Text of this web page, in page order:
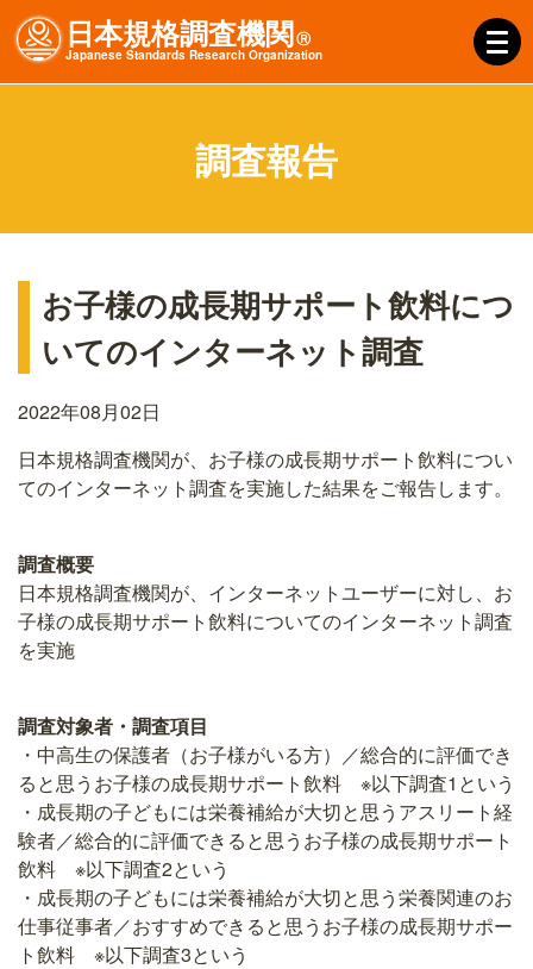
日本規格調査機関Ⓡ
JapaneseStandardsResearchOrganization
調査報告
お子様の成長期サポート飲料につ
いてのインターネット調査
2022年08月02日
日本規格調査機関が、お子様の成長期サポート飲料につい
てのインターネット調査を実施した結果をご報告します。
調査概要
日本規格調査機関が、インターネットユーザーに対し、お
子様の成長期サポート飲料についてのインターネット調査
を実施
調査対象者・調査項目
・中高生の保護者（お子様がいる方）／総合的に評価でき
ると思うお子様の成長期サポート飲料 ※以下調査1という
・成長期の子どもには栄養補給が大切と思うアスリート経
験者／総合的に評価できると思うお子様の成長期サポート
飲料 ※以下調査2という
・成長期の子どもには栄養補給が大切と思う栄養関連のお
仕事従事者／おすすめできると思うお子様の成長期サポー
ト飲料 ※以下調査3という